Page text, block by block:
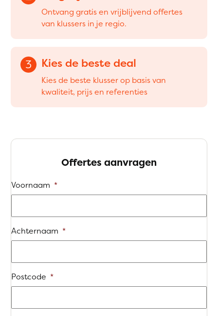
Ontvang gratis en vrijblijvend offertes
van klussers in je regio.
3 Kies de beste deal
Kies de beste klusser op basis van
kwaliteit, prijs en referenties
Offertes aanvragen
Voornaam *
Achternaam *
Postcode *